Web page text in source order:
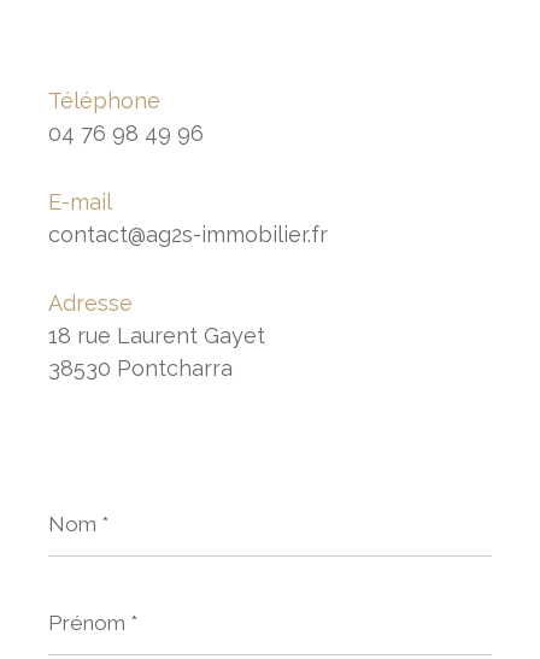
Téléphone
04 76 98 49 96
E-mail
contact@ag2s-immobilier.fr
Adresse
18 rue Laurent Gayet
38530 Pontcharra
*
*